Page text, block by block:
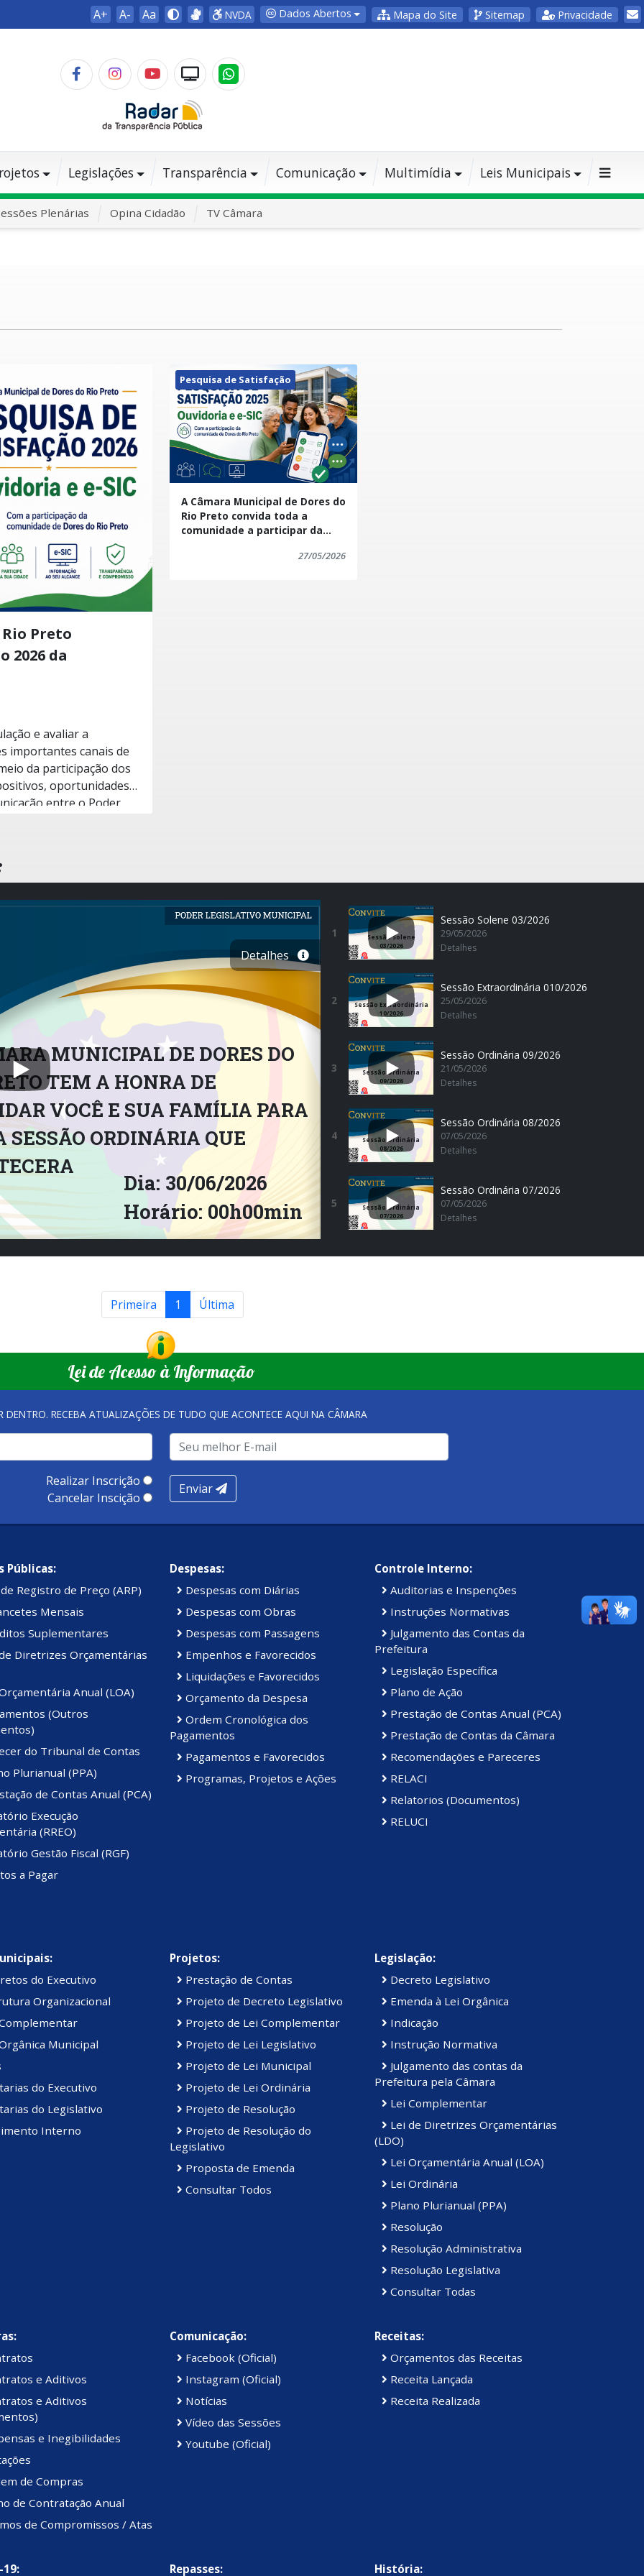
A+ A- Aa NVDA Dados Abertos Mapa do Site Sitemap Privacidade
Legislações Transparência Comunicação Multimídia Leis Municipais
Plenárias Opina Cidadão TV Câmara
Preto
2026 da
e avaliar a
importantes canais de
da participação dos
oportunidades
entre o Poder
acesso à informação
controle social. A
com uma gestão
Dores do Rio Preto.
viewform?
Pesquisa de Satisfação
A Câmara Municipal de Dores do
Rio Preto convida toda a
comunidade a participar da
27/05/2026
Detalhes
MUNICIPAL DE DORES DO
TEM A HONRA DE
VOCÊ E SUA FAMÍLIA PARA
SESSÃO ORDINÁRIA QUE
Dia: 30/06/2026
Horário: 00h00min
1
Sessão Solene
03/2026
Sessão Solene 03/2026
29/05/2026
Detalhes
2
Sessão Extraordinária
10/2026
Sessão Extraordinária 010/2026
25/05/2026
Detalhes
3
Sessão Ordinária
09/2026
Sessão Ordinária 09/2026
21/05/2026
Detalhes
4
Sessão Ordinária
08/2026
Sessão Ordinária 08/2026
07/05/2026
Detalhes
5
Sessão Ordinária
07/2026
Sessão Ordinária 07/2026
07/05/2026
Detalhes
Primeira 1 Última
Lei de Acesso à Informação
DENTRO. RECEBA ATUALIZAÇÕES DE TUDO QUE ACONTECE AQUI NA CÂMARA
Realizar Inscrição
Cancelar Inscição
Enviar
Públicas:
Registro de Preço (ARP)
Mensais
Suplementares
Diretrizes Orçamentárias
Anual (LOA)
(Outros
do Tribunal de Contas
Plurianual (PPA)
de Contas Anual (PCA)
Execução
(RREO)
Gestão Fiscal (RGF)
a Pagar
Despesas:
Despesas com Diárias
Despesas com Obras
Despesas com Passagens
Empenhos e Favorecidos
Liquidações e Favorecidos
Orçamento da Despesa
Ordem Cronológica dos
Pagamentos
Pagamentos e Favorecidos
Programas, Projetos e Ações
Controle Interno:
Auditorias e Inspenções
Instruções Normativas
Julgamento das Contas da
Prefeitura
Legislação Específica
Plano de Ação
Prestação de Contas Anual (PCA)
Prestação de Contas da Câmara
Recomendações e Pareceres
RELACI
Relatorios (Documentos)
RELUCI
do Executivo
Organizacional
Municipal
do Executivo
do Legislativo
Interno
Projetos:
Prestação de Contas
Projeto de Decreto Legislativo
Projeto de Lei Complementar
Projeto de Lei Legislativo
Projeto de Lei Municipal
Projeto de Lei Ordinária
Projeto de Resolução
Projeto de Resolução do
Legislativo
Proposta de Emenda
Consultar Todos
Legislação:
Decreto Legislativo
Emenda à Lei Orgânica
Indicação
Instrução Normativa
Julgamento das contas da
Prefeitura pela Câmara
Lei Complementar
Lei de Diretrizes Orçamentárias
(LDO)
Lei Orçamentária Anual (LOA)
Lei Ordinária
Plano Plurianual (PPA)
Resolução
Resolução Administrativa
Resolução Legislativa
Consultar Todas
e Aditivos
e Aditivos
e Inegibilidades
de Compras
de Contratação Anual
de Compromissos / Atas
Comunicação:
Facebook (Oficial)
Instagram (Oficial)
Notícias
Vídeo das Sessões
Youtube (Oficial)
Receitas:
Orçamentos das Receitas
Receita Lançada
Receita Realizada
19: Repasses: História: